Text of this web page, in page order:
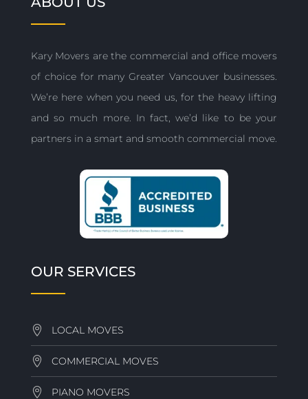
Kary Movers are the commercial and office movers
of choice for many Greater Vancouver businesses.
We’re here when you need us, for the heavy lifting
and so much more. In fact, we’d like to be your
partners in a smart and smooth commercial move.
OUR SERVICES
LOCAL MOVES
COMMERCIAL MOVES
PIANO MOVERS